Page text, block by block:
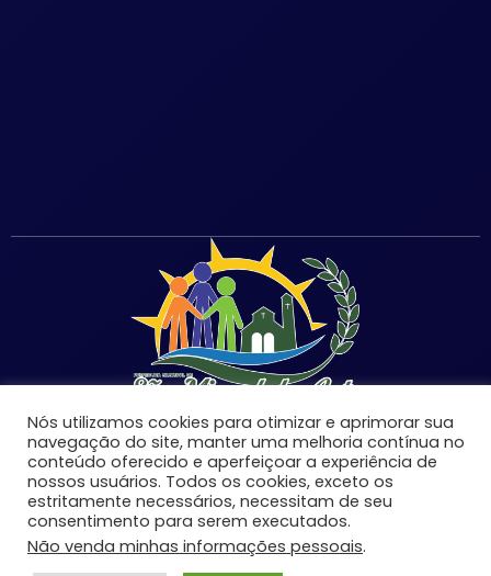
©Copyright 2026 | Prefeitura Municipal de São Miguel
do Anta-MG | Todos os direitos reservados.
Desenvolvido por:
Nós utilizamos cookies para otimizar e aprimorar sua
navegação do site, manter uma melhoria contínua no
conteúdo oferecido e aperfeiçoar a experiência de
nossos usuários. Todos os cookies, exceto os
estritamente necessários, necessitam de seu
consentimento para serem executados.
Não venda minhas informações pessoais.